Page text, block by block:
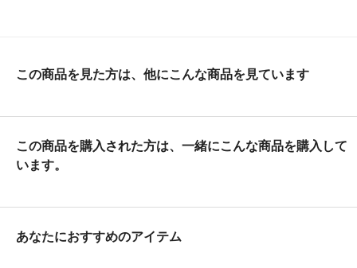
この商品を見た方は、他にこんな商品を見ています
この商品を購入された方は、一緒にこんな商品を購入して
います。
あなたにおすすめのアイテム